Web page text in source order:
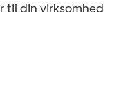
til din virksomhed